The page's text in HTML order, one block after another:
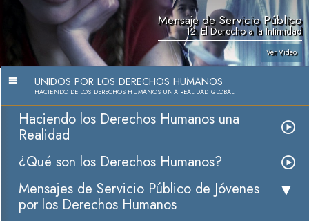
Mensaje de Servicio Público
12. El Derecho a la Intimidad
Ver Video
UNIDOS POR LOS DERECHOS HUMANOS
HACIENDO DE LOS DERECHOS HUMANOS UNA REALIDAD GLOBAL
Haciendo los Derechos Humanos una
Realidad
¿Qué son los Derechos Humanos?
Mensajes de Servicio Público de Jóvenes
por los Derechos Humanos